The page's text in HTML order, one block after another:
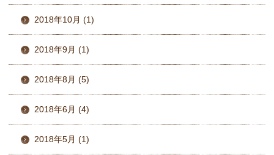
2018年10月 (1)
2018年9月 (1)
2018年8月 (5)
2018年6月 (4)
2018年5月 (1)